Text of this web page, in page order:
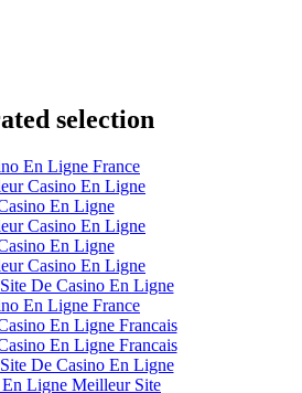
selection
En Ligne France
Casino En Ligne
En Ligne
Casino En Ligne
En Ligne
Casino En Ligne
De Casino En Ligne
En Ligne France
En Ligne Francais
En Ligne Francais
De Casino En Ligne
Ligne Meilleur Site